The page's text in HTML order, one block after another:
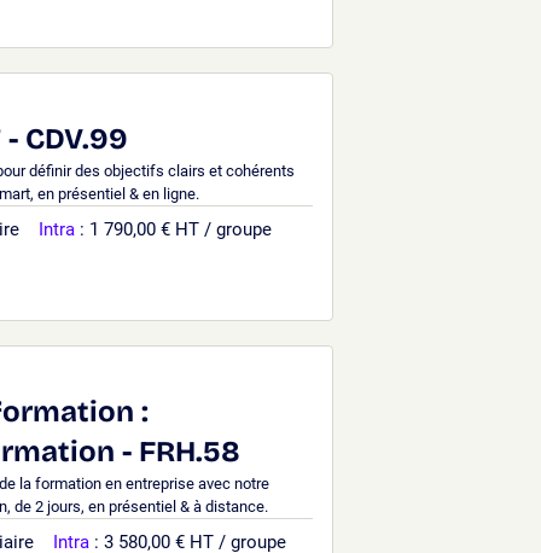
CDV.99
définir des objectifs clairs et cohérents
en présentiel & en ligne.
Intra : 1 790,00 € HT / groupe
:
- FRH.58
la formation en entreprise avec notre
de 2 jours, en présentiel & à distance.
Intra : 3 580,00 € HT / groupe